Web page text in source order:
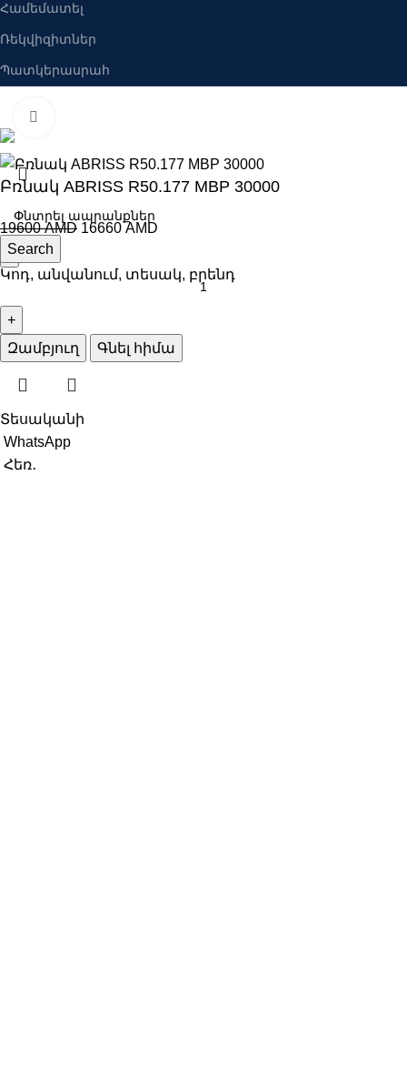
Համեմատել
Ռեկվիզիտներ
Պատկերասրահ
Search
Կոդ, անվանում, տեսակ, բրենդ
Բռնակ ABRISS R50.177 MBP 30000
19600AMD 16660AMD
Զամբյուղ Գնել հիմա
Տեսականի
WhatsApp
Հեռ․